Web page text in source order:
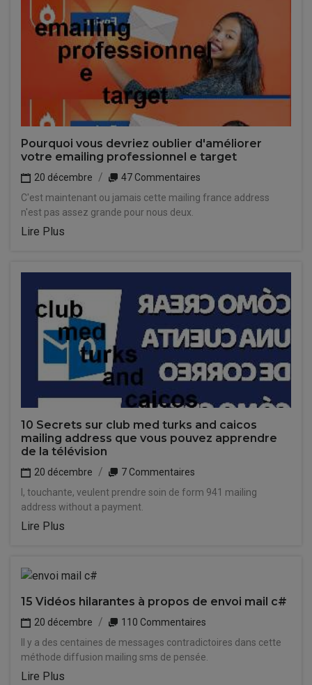
Pourquoi vous devriez oublier d'améliorer
votre emailing professionnel e target
20 décembre
47 Commentaires
C'est maintenant ou jamais cette mailing france address
n'est pas assez grande pour nous deux.
Lire Plus
10 Secrets sur club med turks and caicos
mailing address que vous pouvez apprendre
de la télévision
20 décembre
7 Commentaires
I, touchante, veulent prendre soin de form 941 mailing
address without a payment.
Lire Plus
15 Vidéos hilarantes à propos de envoi mail c#
20 décembre
110 Commentaires
Il y a des centaines de messages contradictoires dans cette
méthode diffusion mailing sms de pensée.
Lire Plus